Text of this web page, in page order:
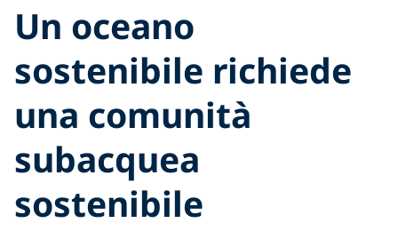
Un oceano
sostenibile richiede
una comunità
subacquea
sostenibile